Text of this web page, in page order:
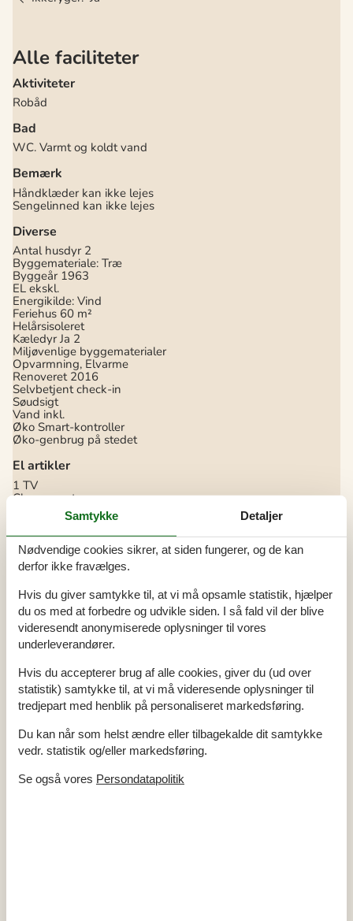
Alle faciliteter
Aktiviteter
Robåd
Bad
WC. Varmt og koldt vand
Bemærk
Håndklæder kan ikke lejes
Sengelinned kan ikke lejes
Diverse
Antal husdyr 2
Byggemateriale: Træ
Byggeår 1963
EL ekskl.
Energikilde: Vind
Feriehus 60 m²
Helårsisoleret
Kæledyr Ja 2
Miljøvenlige byggematerialer
Opvarmning, Elvarme
Renoveret 2016
Selvbetjent check-in
Søudsigt
Vand inkl.
Øko Smart-kontroller
Øko-genbrug på stedet
El artikler
1 TV
Chromecast
DK-DR1/TV2
Internet (trådløst)
Stereoanlæg og CD
I nærheden
Afstand til indkøb 3 km
Butik med dyrefoder 3 km
Dyrlæge 3 km
Hundeskov 3 km
Hundestrand 25 m
Indendørs
Gulvvarme i hele huset
Koncepter
Røgfrit hus
Tæt på havet
Økoophold
Samtykke Detaljer
Nødvendige cookies sikrer, at siden fungerer, og de kan
derfor ikke fravælges.
Hvis du giver samtykke til, at vi må opsamle statistik, hjælper
du os med at forbedre og udvikle siden. I så fald vil der blive
videresendt anonymiserede oplysninger til vores
underleverandører.
Hvis du accepterer brug af alle cookies, giver du (ud over
statistik) samtykke til, at vi må videresende oplysninger til
tredjepart med henblik på personaliseret markedsføring.
Du kan når som helst ændre eller tilbagekalde dit samtykke
vedr. statistik og/eller markedsføring.
Se også vores Persondatapolitik